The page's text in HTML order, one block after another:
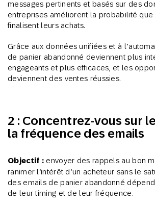
messages pertinents et basés sur des
entreprises améliorent la probabilité
finalisent leurs achats.
Grâce aux données unifiées et à
de panier abandonné deviennent plus
engageants et plus efficaces, et les
deviennent des ventes réussies.
2 : Concentrez-vous sur
la fréquence des emails
Objectif : envoyer des rappels au bon
ranimer l’intérêt d’un acheteur sans le
des emails de panier abandonné
de leur timing et de leur fréquence.